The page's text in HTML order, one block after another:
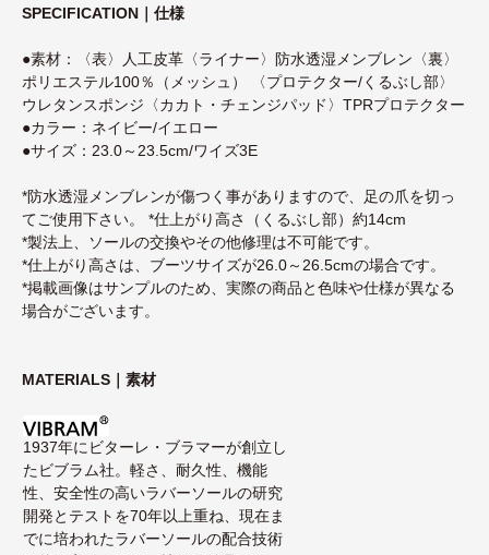
SPECIFICATION｜仕様
●素材：〈表〉人工皮革〈ライナー〉防水透湿メンブレン〈裏〉
ポリエステル100％（メッシュ） 〈プロテクター/くるぶし部〉
ウレタンスポンジ〈カカト・チェンジパッド〉TPRプロテクター
●カラー：ネイビー/イエロー
●サイズ：23.0～23.5cm/ワイズ3E
*防水透湿メンブレンが傷つく事がありますので、足の爪を切っ
てご使用下さい。 *仕上がり高さ（くるぶし部）約14cm
*製法上、ソールの交換やその他修理は不可能です。
*仕上がり高さは、ブーツサイズが26.0～26.5cmの場合です。
*掲載画像はサンプルのため、実際の商品と色味や仕様が異なる
場合がございます。
MATERIALS｜素材
1937年にビターレ・ブラマーが創立し
たビブラム社。軽さ、耐久性、機能
性、安全性の高いラバーソールの研究
開発とテストを70年以上重ね、現在ま
でに培われたラバーソールの配合技術